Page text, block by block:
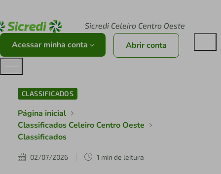
Sicredi Celeiro Centro Oeste
Acessar minha conta Abrir conta
CLASSIFICADOS
Página inicial
Classificados Celeiro Centro Oeste
Classificados
02/07/2026 1 min de leitura